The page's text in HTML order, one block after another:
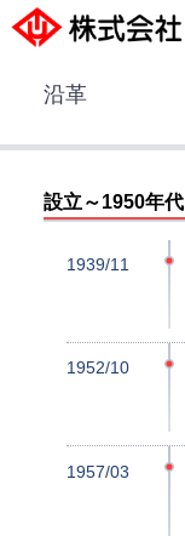
沿革
設立～1950年代
1939/11
1952/10
1957/03